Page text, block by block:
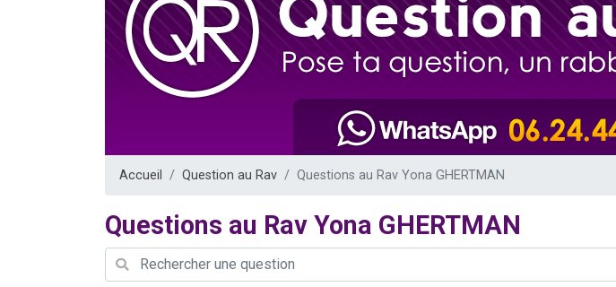
13 personnes viennent de demander une bénédiction
Il reste 49 places pour étudier en groupe sur Zoom
12 nouvelles musiques dans Torah-Box Music
29 personnes viennent de demander une bénédiction
Accueil Question au Rav Questions au Rav Yona GHERTMAN
Questions au Rav Yona GHERTMAN